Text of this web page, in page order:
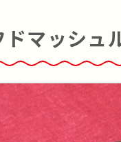
食 中華 エスニック
調理 煮る 焼く
ドマッシュ